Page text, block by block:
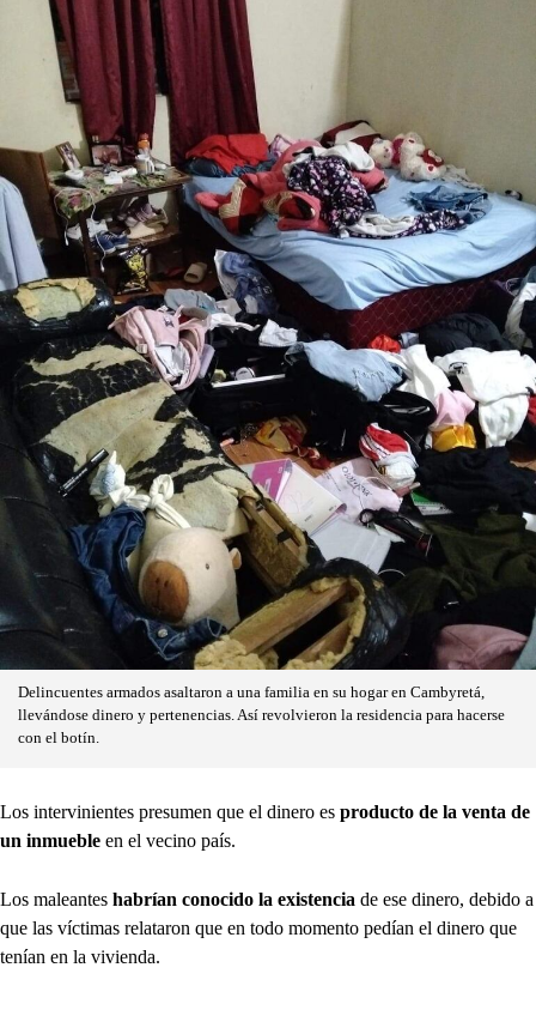
Delincuentes armados asaltaron a una familia en su hogar en Cambyretá,
llevándose dinero y pertenencias. Así revolvieron la residencia para hacerse
con el botín.
Los intervinientes presumen que el dinero es producto de la venta de
un inmueble en el vecino país.
Los maleantes habrían conocido la existencia de ese dinero, debido a
que las víctimas relataron que en todo momento pedían el dinero que
tenían en la vivienda.